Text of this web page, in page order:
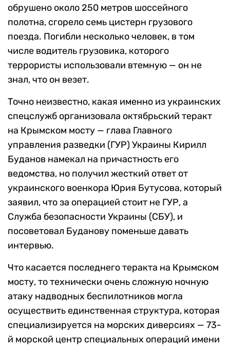
обрушено около 250 метров шоссейного
полотна, сгорело семь цистерн грузового
поезда. Погибли несколько человек, в том
числе водитель грузовика, которого
террористы использовали втемную — он не
знал, что он везет.
Точно неизвестно, какая именно из украинских
спецслужб организовала октябрьский теракт
на Крымском мосту — глава Главного
управления разведки (ГУР) Украины Кирилл
Буданов намекал на причастность его
ведомства, но получил жесткий ответ от
украинского военкора Юрия Бутусова, который
заявил, что за операцией стоит не ГУР, а
Служба безопасности Украины (СБУ), и
посоветовал Буданову поменьше давать
интервью.
Что касается последнего теракта на Крымском
мосту, то технически очень сложную ночную
атаку надводных беспилотников могла
осуществить единственная структура, которая
специализируется на морских диверсиях — 73-
й морской центр специальных операций имени